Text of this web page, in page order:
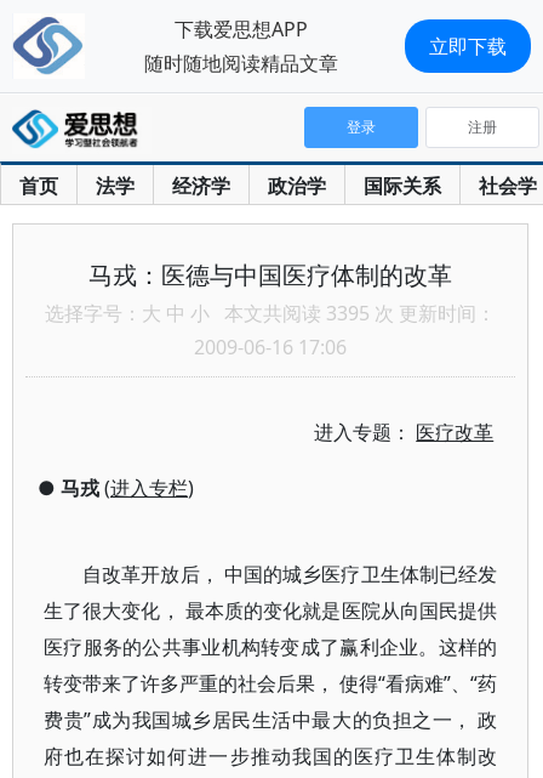
首页 法学 经济学 政治学 国际关系 社会学
登录 注册
马戎：医德与中国医疗体制的改革
选择字号： 大 中 小 本文共阅读 3395 次 更新时间：
2009-06-16 17:06
进入专题： 医疗改革
● 马戎(进入专栏)
自改革开放后， 中国的城乡医疗卫生体制已经发
生了很大变化， 最本质的变化就是医院从向国民提供
医疗服务的公共事业机构转变成了赢利企业。这样的
转变带来了许多严重的社会后果， 使得“看病难”、“药
费贵”成为我国城乡居民生活中最大的负担之一， 政
府也在探讨如何进一步推动我国的医疗卫生体制改
下载爱思想APP
随时随地阅读精品文章
立即下载